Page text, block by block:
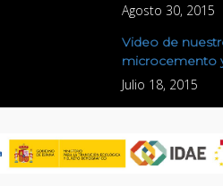
Agosto 30, 2015
Video de
microcemento
Julio 18, 2015